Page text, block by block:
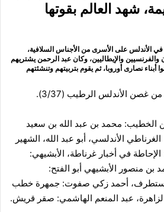
شهد العالم بقوتها
في الأندلس على الأسرى من الأجناس السلافية،
والفرنسيين والإيطاليين، وكان عبد الرحمن يشتريهم
نصارى أوروبا، ثم يقوم بتربيتهم وتنشئتهم
الخطيب: محمد بن عبد الله بن سعيد
الأندلسي، أبو عبد الله، الشهير
في أخبار غرناطة، الأبشيهي:
منصور الأبشيهي أبو الفتح:
أحمد زكي صفوت: جمهرة خطب
عبد المنعم الهاشمي: صقر قريش.